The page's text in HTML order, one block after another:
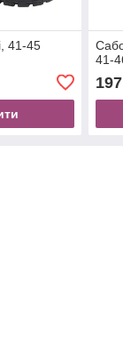
41-45
41-
197